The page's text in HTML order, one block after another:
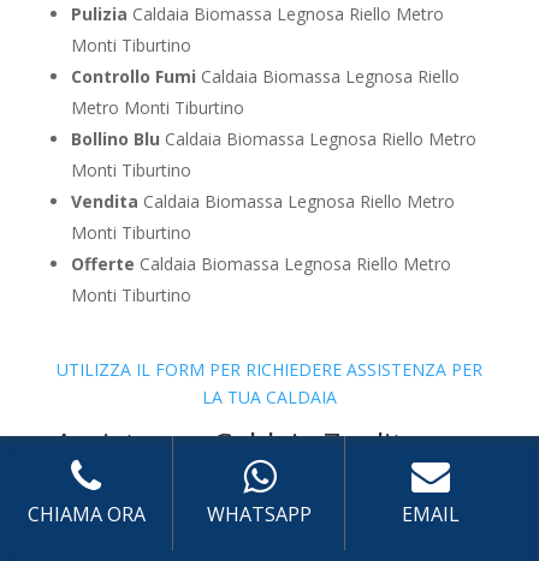
Pulizia Caldaia Biomassa Legnosa Riello Metro
Monti Tiburtino
Controllo Fumi Caldaia Biomassa Legnosa Riello
Metro Monti Tiburtino
Bollino Blu Caldaia Biomassa Legnosa Riello Metro
Monti Tiburtino
Vendita Caldaia Biomassa Legnosa Riello Metro
Monti Tiburtino
Offerte Caldaia Biomassa Legnosa Riello Metro
Monti Tiburtino
UTILIZZA IL FORM PER RICHIEDERE ASSISTENZA PER
LA TUA CALDAIA
Assistenza Caldaia Zeolite
CHIAMA ORA WHATSAPP EMAIL